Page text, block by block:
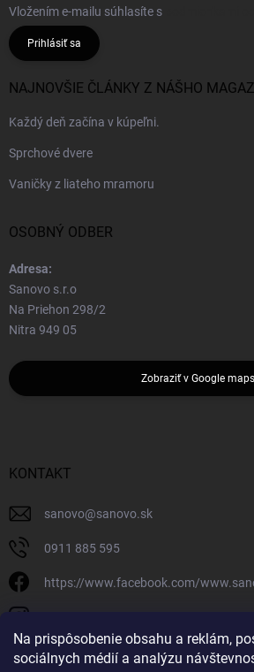
Na prispôsobenie obsahu a reklám,
sociálnych médií a analýzu
Vložením e-mailu súhlasíte s
Prihlásiť sa
NAJNOVŠIE ČLÁNKY Z NÁŠHO
Každý deň začína v kúpeľni.
Sprchové dvere
Vaničky z liateho mramoru
OSOBNÝ ODBER
Adresa:
Sanovo s.r.o
Na Priehon 298/2
Nitra 949 05
Zobraziť v Google maps
KONTAKT
sanovo@sanovo.sk
0911 885 595
https://www.facebook.com/